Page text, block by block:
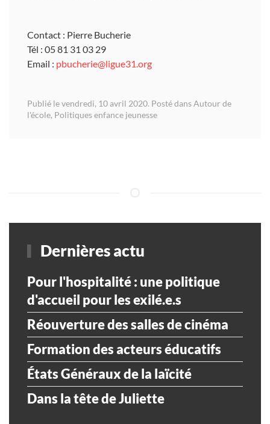
Contact : Pierre Bucherie
Tél : 05 81 31 03 29
Email : pbucherie@ligue31.org
Publié le vendredi, 10 avril 2020. Posté dansAutour de
l'école, Politiques enfance jeunesse
Dernières actu
Pour l'hospitalité : une politique
d'accueil pour les exilé.e.s
Réouverture des salles de cinéma
Formation des acteurs éducatifs
États Généraux de la laïcité
Dans la tête de Juliette